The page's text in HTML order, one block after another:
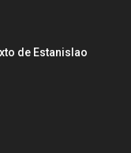
de Estanislao